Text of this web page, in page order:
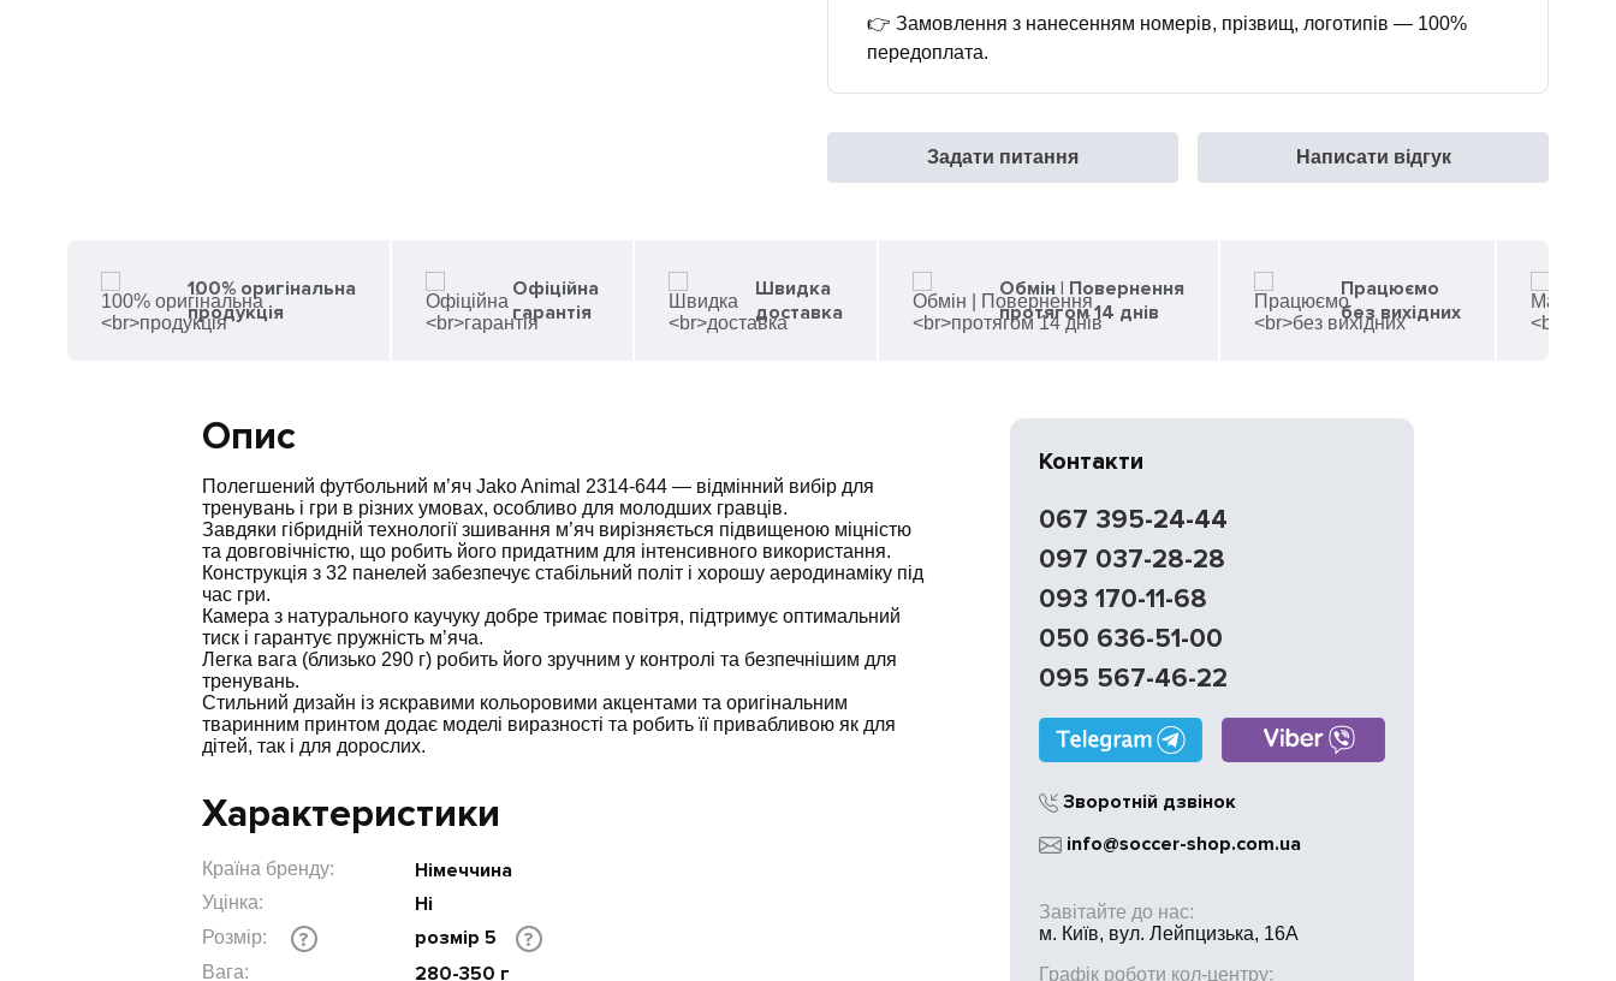
👉 Замовлення з нанесенням номерів, прізвищ, логотипів — 100%
передоплата.
Задати питання Написати відгук
100% оригінальна
продукція
Офіційна
гарантія
Швидка
доставка
Обмін | Повернення
протягом 14 днів
Працюємо
без вихідних
Опис
Полегшений футбольний м’яч Jako Animal 2314-644 — відмінний вибір для
тренувань і гри в різних умовах, особливо для молодших гравців.
Завдяки гібридній технології зшивання м’яч вирізняється підвищеною міцністю
та довговічністю, що робить його придатним для інтенсивного використання.
Конструкція з 32 панелей забезпечує стабільний політ і хорошу аеродинаміку під
час гри.
Камера з натурального каучуку добре тримає повітря, підтримує оптимальний
тиск і гарантує пружність м’яча.
Легка вага (близько 290 г) робить його зручним у контролі та безпечнішим для
тренувань.
Стильний дизайн із яскравими кольоровими акцентами та оригінальним
тваринним принтом додає моделі виразності та робить її привабливою як для
дітей, так і для дорослих.
Характеристики
Країна бренду: Німеччина
Уцінка: Ні
Розмір: ? розмір 5 ?
Вага: 280-350 г
Контакти
067 395-24-44
097 037-28-28
093 170-11-68
050 636-51-00
095 567-46-22
Зворотній дзвінок
info@soccer-shop.com.ua
Завітайте до нас:
м. Київ, вул. Лейпцизька, 16А
Графік роботи кол-центру: